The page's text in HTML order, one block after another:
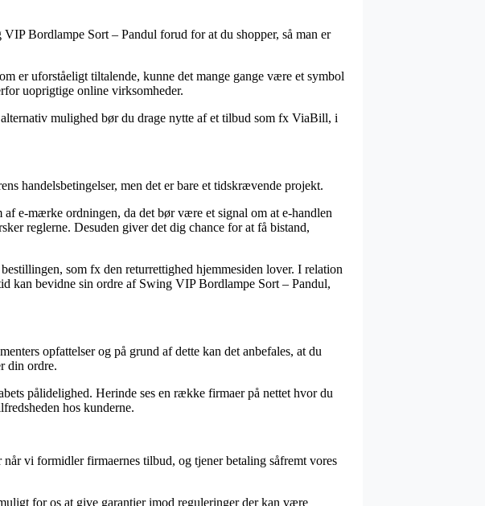
Bordlampe Sort – Pandul forud for at du shopper, så man er
er uforståeligt tiltalende, kunne det mange gange være et symbol
uoprigtige online virksomheder.
mulighed bør du drage nytte af et tilbud som fx ViaBill, i
handelsbetingelser, men det er bare et tidskrævende projekt.
e-mærke ordningen, da det bør være et signal om at e-handlen
reglerne. Desuden giver det dig chance for at få bistand,
som fx den returrettighed hjemmesiden lover. I relation
kan bevidne sin ordre af Swing VIP Bordlampe Sort – Pandul,
opfattelser og på grund af dette kan det anbefales, at du
din ordre.
pålidelighed. Herinde ses en række firmaer på nettet hvor du
hos kunderne.
vi formidler firmaernes tilbud, og tjener betaling såfremt vores
for os at give garantier imod reguleringer der kan være